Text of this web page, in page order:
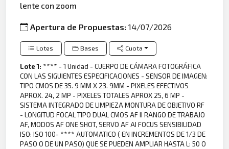
lente con zoom
Apertura de Propuestas:14/07/2026
Lotes Bases Cuota
Lote 1: **** - 1 Unidad - CUERPO DE CÁMARA FOTOGRÁFICA
CON LAS SIGUIENTES ESPECIFICACIONES - SENSOR DE IMAGEN:
TIPO CMOS DE 35. 9 MM X 23. 9MM - PIXELES EFECTIVOS
APROX. 24, 2 MP - PIXELES TOTALES APROX 25, 6 MP -
SISTEMA INTEGRADO DE LIMPIEZA MONTURA DE OBJETIVO RF
- LONGITUD FOCAL TIPO DUAL CMOS AF II RANGO DE TRABAJO
AF, MODOS AF ONE SHOT, SERVO AF AI FOCUS SENSIBILIDAD
ISO: ISO 100- **** AUTOMATICO ( EN INCREMENTOS DE 1/3 DE
PASO O DE UN PASO) QUE SE PUEDEN AMPLIAR HASTA L: 50 O